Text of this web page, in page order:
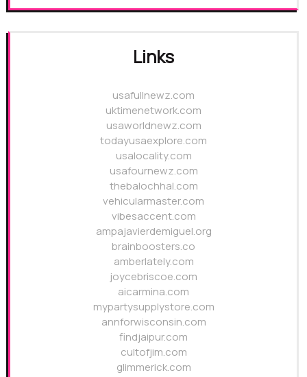
Links
usafullnewz.com
uktimenetwork.com
usaworldnewz.com
todayusaexplore.com
usalocality.com
usafournewz.com
thebalochhal.com
vehicularmaster.com
vibesaccent.com
ampajavierdemiguel.org
brainboosters.co
amberlately.com
joycebriscoe.com
aicarmina.com
mypartysupplystore.com
annforwisconsin.com
findjaipur.com
cultofjim.com
glimmerick.com